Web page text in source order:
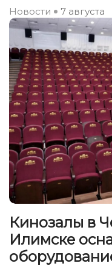
Новости
7 августа
Кинозалы в
Илимске